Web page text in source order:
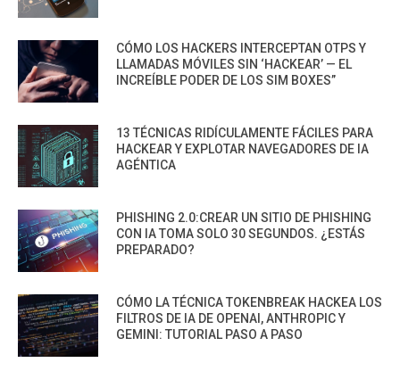
CÓMO LOS HACKERS INTERCEPTAN OTPS Y
LLAMADAS MÓVILES SIN ‘HACKEAR’ — EL
INCREÍBLE PODER DE LOS SIM BOXES”
13 TÉCNICAS RIDÍCULAMENTE FÁCILES PARA
HACKEAR Y EXPLOTAR NAVEGADORES DE IA
AGÉNTICA
PHISHING 2.0:CREAR UN SITIO DE PHISHING
CON IA TOMA SOLO 30 SEGUNDOS. ¿ESTÁS
PREPARADO?
CÓMO LA TÉCNICA TOKENBREAK HACKEA LOS
FILTROS DE IA DE OPENAI, ANTHROPIC Y
GEMINI: TUTORIAL PASO A PASO